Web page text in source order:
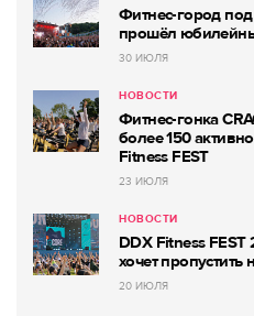
Фитнес-город
прошёл
30 ИЮЛЯ
НОВОСТИ
Фитнес-гонка
более 150
Fitness FEST
23 ИЮЛЯ
НОВОСТИ
DDX Fitness FEST
хочет пропустить
20 ИЮЛЯ